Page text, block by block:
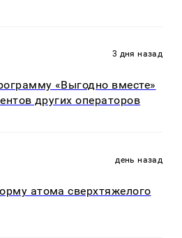
3 дня назад
«Выгодно вместе»
других операторов
день назад
атома сверхтяжелого